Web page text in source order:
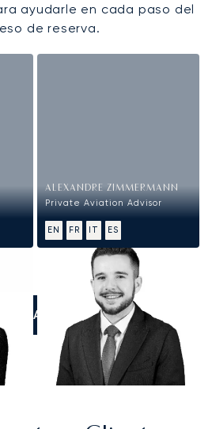
ayudarle en cada paso del
de reserva.
ALEXANDRE ZIMMERMANN
Private Aviation Advisor
EN FR IT ES
LLÁMANOS